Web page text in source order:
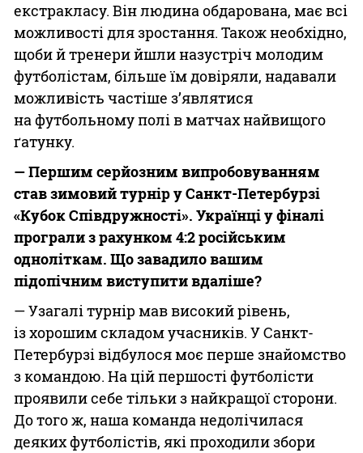
екстракласу. Він людина обдарована, має всі
можливості для зростання. Також необхідно,
щоби й тренери йшли назустріч молодим
футболістам, більше їм довіряли, надавали
можливість частіше з’являтися
на футбольному полі в матчах найвищого
ґатунку.
— Першим серйозним випробовуванням
став зимовий турнір у Санкт-Петербурзі
«Кубок Співдружності». Українці у фіналі
програли з рахунком 4:2 російським
одноліткам. Що завадило вашим
підопічним виступити вдаліше?
— Узагалі турнір мав високий рівень,
із хорошим складом учасників. У Санкт-
Петербурзі відбулося моє перше знайомство
з командою. На цій першості футболісти
проявили себе тільки з найкращої сторони.
До того ж, наша команда недолічилася
деяких футболістів, які проходили збори